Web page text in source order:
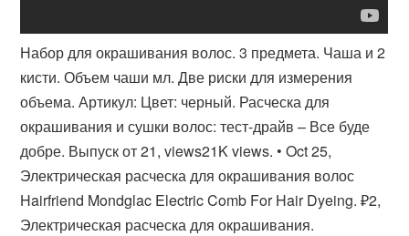
Набор для окрашивания волос. 3 предмета. Чаша и 2
кисти. Объем чаши мл. Две риски для измерения
объема. Артикул: Цвет: черный. Расческа для
окрашивания и сушки волос: тест-драйв – Все буде
добре. Выпуск от 21, views21K views. • Oct 25,
Электрическая расческа для окрашивания волос
Hairfriend Mondglac Electric Comb For Hair Dyeing. ₽2,
Электрическая расческа для окрашивания.